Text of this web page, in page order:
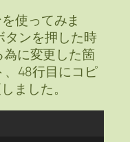
使ってみま
タンを押した時
に変更した箇
、48行目にコピ
ました。